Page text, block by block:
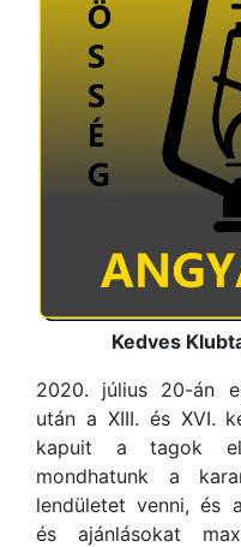
Kedves
2020. július 20-án
után a XIII. és XVI.
kapuit a tagok
mondhatunk a
lendületet venni, és
és ajánlásokat